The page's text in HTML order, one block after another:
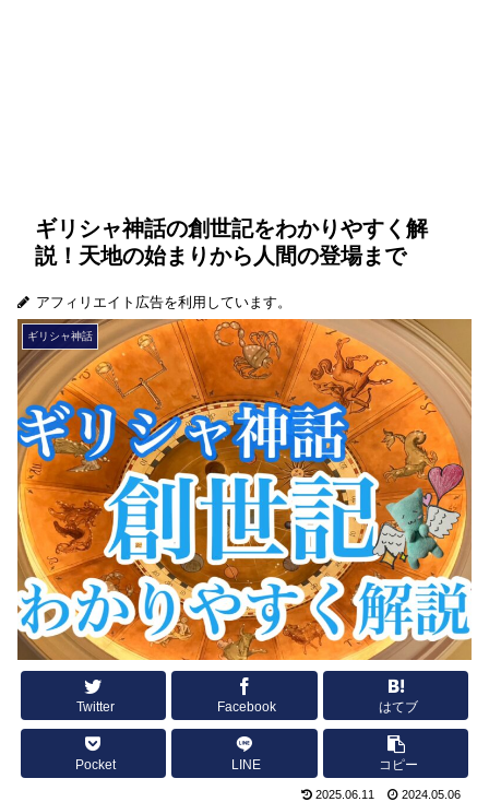
ギリシャ神話の創世記をわかりやすく解
説！天地の始まりから人間の登場まで
アフィリエイト広告を利用しています。
ギリシャ神話
Twitter Facebook はてブ
Pocket LINE コピー
2025.06.11 2024.05.06